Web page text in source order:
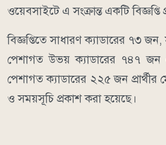
ওয়েবসাইটে এ সংক্রান্ত একটি
বিজ্ঞপ্তিতে সাধারণ ক্যাডারের ৭৩
পেশাগত উভয় ক্যাডারের ৭৪৭ জন
পেশাগত ক্যাডারের ২২৫ জন প্রার্থীর
ও সময়সূচি প্রকাশ করা হয়েছে।